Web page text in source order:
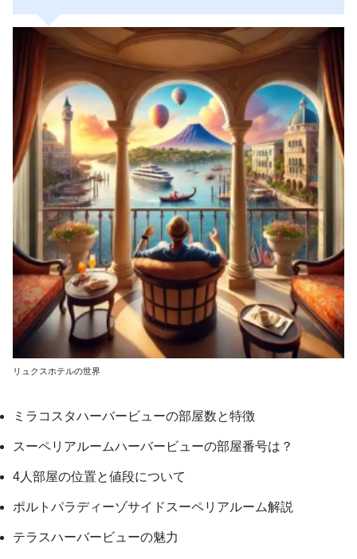
リュクスホテルの世界
ミラコスタハーバービューの部屋数と特徴
スーペリアルームハーバービューの部屋番号は？
4人部屋の位置と値段について
ポルトパラディーゾサイドスーペリアルーム解説
テラスハーバービューの魅力